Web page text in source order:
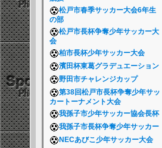
松戸市春季サッカー大会6年生
の部
松戸市長杯争奪少年サッカー大
会
柏市長杯少年サッカー大会
濱田杯東葛グラデュエーション
野田市チャレンジカップ
第38回松戸市長杯争奪少年サッ
カートーナメント大会
我孫子市少年サッカー協会長杯
我孫子市長杯争奪少年サッカー
NECあびこ少年サッカー大会